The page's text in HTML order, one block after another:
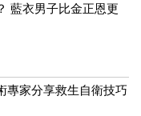
藍衣男子比金正恩更
專家分享救生自衛技巧